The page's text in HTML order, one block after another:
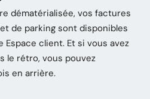
dématérialisée, vos factures
de parking sont disponibles
client. Et si vous avez
le rétro, vous pouvez
en arrière.